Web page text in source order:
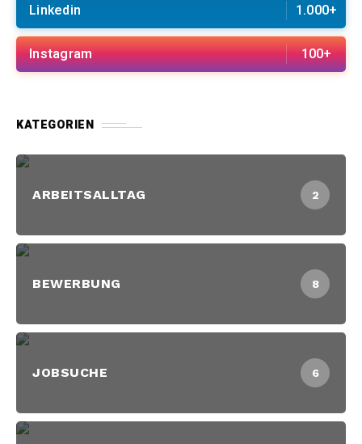
Linkedin 1.000+
Instagram 100+
KATEGORIEN
ARBEITSALLTAG 2
BEWERBUNG 8
JOBSUCHE 6